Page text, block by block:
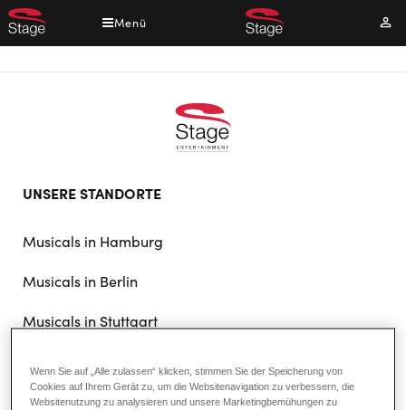
Direkt
zum
Menü
doormat
UNSERE STANDORTE
Musicals in Hamburg
Musicals in Berlin
Musicals in Stuttgart
DAS UNTERNEHMEN
Wenn Sie auf „Alle zulassen“ klicken, stimmen Sie der Speicherung von
Cookies auf Ihrem Gerät zu, um die Websitenavigation zu verbessern, die
Websitenutzung zu analysieren und unsere Marketingbemühungen zu